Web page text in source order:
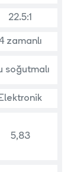
22.5:1
zamanlı
soğutmalı
5,83